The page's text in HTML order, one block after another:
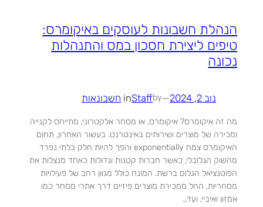
הנהלת חשבונות לעוסקים באיקומרס:
טיפים ליצירת חסכון במס והתנהלות
נכונה
נוב 2, 2024 —
by
Staff
in חשבונאות
מה זה איקומרס? איקומרס, או מסחר אלקטרוני, מתייחס לקנייה
ומכירה של מוצרים ושירותים באינטרנט. בעשור האחרון, תחום
האיקומרס צמח exponentially והפך להיות חלק בלתי נפרד
מהשוק הגלובלי, כאשר חברות קטנות וגדולות כאחד מנצלות את
הפוטנציאל הגלום ברשת. המונח כולל מגוון רחב של פעילויות
מסחריות, החל ממכירת מוצרים פיזיים דרך אתרי מסחר כמו
אמזון ואיביי, ועד…